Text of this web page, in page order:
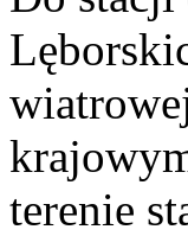
terenie